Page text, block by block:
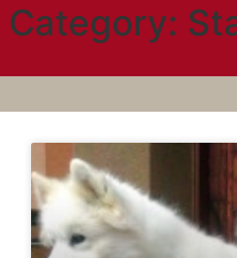
Category: